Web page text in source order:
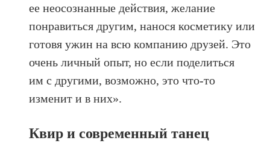
ее неосознанные действия, желание
понравиться другим, нанося косметику или
готовя ужин на всю компанию друзей. Это
очень личный опыт, но если поделиться
им с другими, возможно, это что‑то
изменит и в них».
Квир и современный танец